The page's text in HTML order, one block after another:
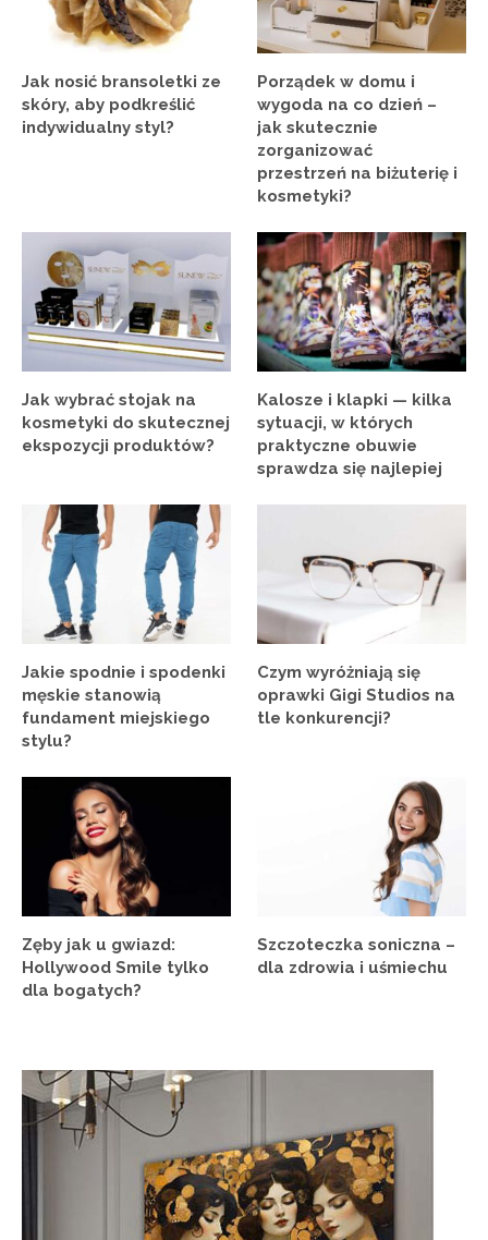
Jak nosić bransoletki ze
skóry, aby podkreślić
indywidualny styl?
Porządek w domu i
wygoda na co dzień –
jak skutecznie
zorganizować
przestrzeń na biżuterię i
kosmetyki?
Jak wybrać stojak na
kosmetyki do skutecznej
ekspozycji produktów?
Kalosze i klapki — kilka
sytuacji, w których
praktyczne obuwie
sprawdza się najlepiej
Jakie spodnie i spodenki
męskie stanowią
fundament miejskiego
stylu?
Czym wyróżniają się
oprawki Gigi Studios na
tle konkurencji?
Zęby jak u gwiazd:
Hollywood Smile tylko
dla bogatych?
Szczoteczka soniczna –
dla zdrowia i uśmiechu